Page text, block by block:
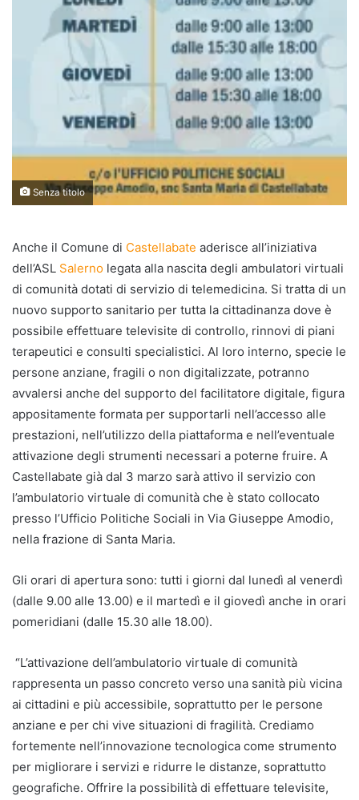
Senza titolo
Anche il Comune di Castellabate aderisce all’iniziativa
dell’ASL Salerno legata alla nascita degli ambulatori virtuali
di comunità dotati di servizio di telemedicina. Si tratta di un
nuovo supporto sanitario per tutta la cittadinanza dove è
possibile effettuare televisite di controllo, rinnovi di piani
terapeutici e consulti specialistici. Al loro interno, specie le
persone anziane, fragili o non digitalizzate, potranno
avvalersi anche del supporto del facilitatore digitale, figura
appositamente formata per supportarli nell’accesso alle
prestazioni, nell’utilizzo della piattaforma e nell’eventuale
attivazione degli strumenti necessari a poterne fruire. A
Castellabate già dal 3 marzo sarà attivo il servizio con
l’ambulatorio virtuale di comunità che è stato collocato
presso l’Ufficio Politiche Sociali in Via Giuseppe Amodio,
nella frazione di Santa Maria.
Gli orari di apertura sono: tutti i giorni dal lunedì al venerdì
(dalle 9.00 alle 13.00) e il martedì e il giovedì anche in orari
pomeridiani (dalle 15.30 alle 18.00).
“L’attivazione dell’ambulatorio virtuale di comunità
rappresenta un passo concreto verso una sanità più vicina
ai cittadini e più accessibile, soprattutto per le persone
anziane e per chi vive situazioni di fragilità. Crediamo
fortemente nell’innovazione tecnologica come strumento
per migliorare i servizi e ridurre le distanze, soprattutto
geografiche. Offrire la possibilità di effettuare televisite,